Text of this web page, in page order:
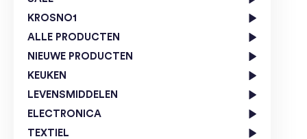
KROSNO1
ALLE PRODUCTEN
NIEUWE PRODUCTEN
KEUKEN
LEVENSMIDDELEN
ELECTRONICA
TEXTIEL